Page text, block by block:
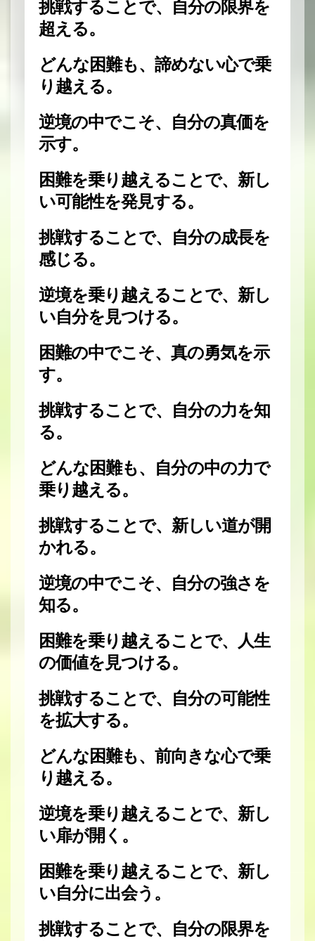
挑戦することで、自分の限界を
超える。
どんな困難も、諦めない心で乗
り越える。
逆境の中でこそ、自分の真価を
示す。
困難を乗り越えることで、新し
い可能性を発見する。
挑戦することで、自分の成長を
感じる。
逆境を乗り越えることで、新し
い自分を見つける。
困難の中でこそ、真の勇気を示
す。
挑戦することで、自分の力を知
る。
どんな困難も、自分の中の力で
乗り越える。
挑戦することで、新しい道が開
かれる。
逆境の中でこそ、自分の強さを
知る。
困難を乗り越えることで、人生
の価値を見つける。
挑戦することで、自分の可能性
を拡大する。
どんな困難も、前向きな心で乗
り越える。
逆境を乗り越えることで、新し
い扉が開く。
困難を乗り越えることで、新し
い自分に出会う。
挑戦することで、自分の限界を